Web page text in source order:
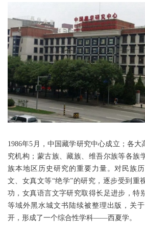
1986年5月，中国藏学研究中心成立；各
究机构；蒙古族、藏族、维吾尔族等各族
族本地区历史研究的重要力量。对民族
文、女真文等“绝学”的研究，逐步受到重
功，女真语言文字研究取得长足进步，特
等域外黑水城文书陆续被整理出版，关
开，形成了一个综合性学科——西夏学。